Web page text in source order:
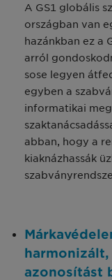
A GS1 globális
országban van
hazánkban ez a
arról
sose legyen
egyben a
informatikai
abban, hogy a
kiaknázhassák
azonosítást